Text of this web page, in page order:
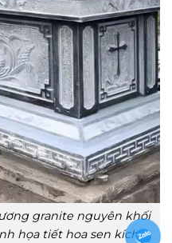
granite nguyên khối
họa tiết hoa sen kích